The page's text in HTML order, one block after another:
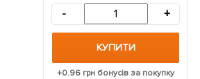
- +
КУПИТИ
+0.96 грн бонусів за покупку